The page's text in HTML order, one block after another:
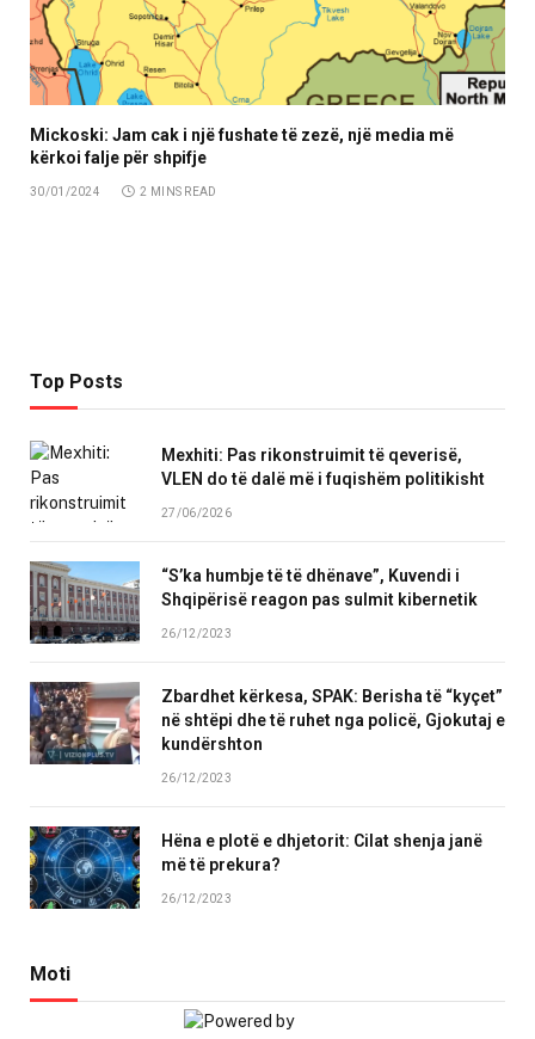
Mickoski: Jam cak i një fushate të zezë, një media më
kërkoi falje për shpifje
30/01/2024 2 MINS READ
Top Posts
Mexhiti: Pas rikonstruimit të qeverisë,
VLEN do të dalë më i fuqishëm politikisht
27/06/2026
“S’ka humbje të të dhënave”, Kuvendi i
Shqipërisë reagon pas sulmit kibernetik
26/12/2023
Zbardhet kërkesa, SPAK: Berisha të “kyçet”
në shtëpi dhe të ruhet nga policë, Gjokutaj e
kundërshton
26/12/2023
Hëna e plotë e dhjetorit: Cilat shenja janë
më të prekura?
26/12/2023
Moti